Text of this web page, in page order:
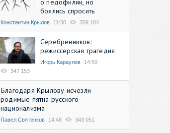
боялись спросить
Константин Крылов 11:30 359 184
Серебренников:
режиссерская трагедия
Игорь Караулов
14:50
347 153
Благодаря Крылову исчезли
родимые пятна русского
национализма
Павел Святенков 14:48 343 051